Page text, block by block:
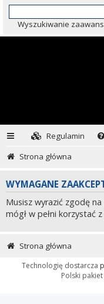
Wyszukiwanie
Regulamin
Strona główna
WYMAGANE
Musisz wyrazić zgodę
mógł w pełni korzystać
Strona główna
Technologię dostarcza
Polski